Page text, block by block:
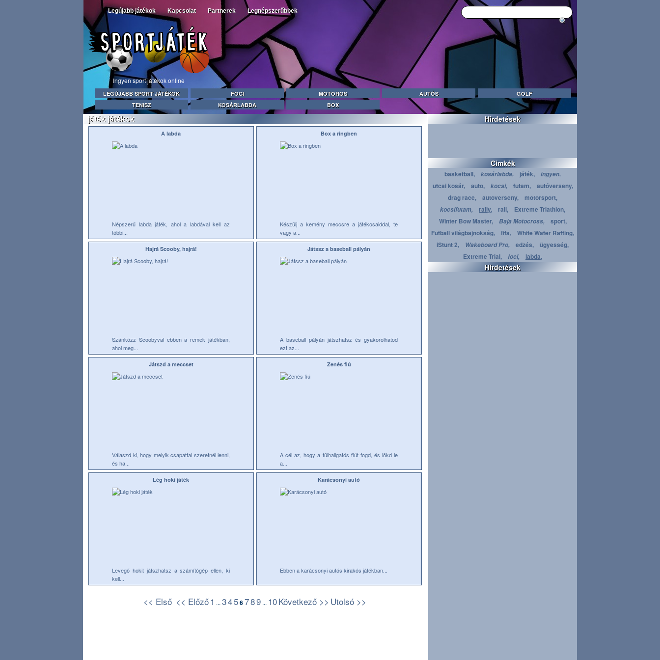
Legújabb játékok Kapcsolat Partnerek Legnépszerűbbek
Ingyen sport játékok online
LEGÚJABB SPORT JÁTÉKOK FOCI MOTOROS AUTÓS
GOLF
TENISZ
KOSÁRLABDA BOX
játék játékok
A labda
Népszerű labda játék, ahol a labdával kell az
többi...
Box a ringben
Készülj a kemény meccsre a játékosaiddal, te
vagy a...
Hajrá Scooby, hajrá!
Szánkózz Scoobyval ebben a remek játékban,
ahol meg...
Játssz a baseball pályán
A baseball pályán játszhatsz és gyakorolhatod
ezt az...
Játszd a meccset
Válaszd ki, hogy melyik csapattal szeretnél lenni,
és ha...
Zenés fiú
A cél az, hogy a fülhallgatós fiút fogd, és lökd le
a...
Lég hoki játék
Levegő hokit játszhatsz a számítógép ellen, ki
kell...
Karácsonyi autó
Ebben a karácsonyi autós kirakós játékban...
<< Első << Előző1 ... 3456789 ... 10Következő >> Utolsó >>
Hirdetések
Cimkék
basketball, kosárlabda, játék, ingyen,
utcai kosár, auto, kocsi, futam,
autóverseny,
drag race,
autoverseny, motorsport,
kocsifutam, rally, rali,
Extreme Triathlon,
Winter Bow Master,
Baja Motocross,
sport,
Futball világbajnokság,
fifa,
White Water Rafting,
iStunt 2,
Wakeboard Pro, edzés,
ügyesség,
Extreme Trial,
foci, labda,
Hirdetések